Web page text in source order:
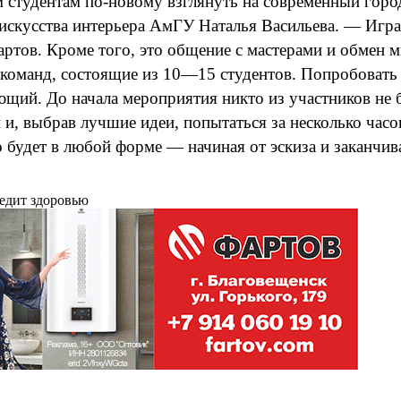
интерьера АмГУ Наталья Васильева. —
Кроме того, это общение с мастерами и обмен
состоящие из 10—15 студентов.
До начала мероприятия никто из участников не
выбрав лучшие идеи, попытаться за несколько
в любой форме — начиная от эскиза и
здоровью